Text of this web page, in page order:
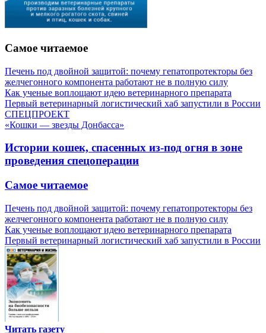
Самое читаемое
Печень под двойной защитой: почему гепатопротекторы без
желчегонного компонента работают не в полную силу
Как ученые воплощают идею ветеринарного препарата
Первый ветеринарный логистический хаб запустили в России
СПЕЦПРОЕКТ
«Кошки — звезды Донбасса»
Истории кошек, спасенных из-под огня в зоне
проведения спецоперации
Самое читаемое
Печень под двойной защитой: почему гепатопротекторы без
желчегонного компонента работают не в полную силу
Как ученые воплощают идею ветеринарного препарата
Первый ветеринарный логистический хаб запустили в России
Читать газету